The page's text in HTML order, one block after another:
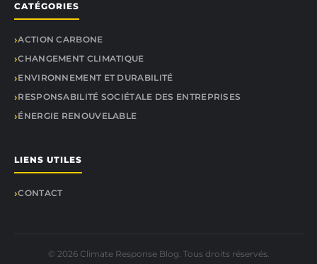
CATÉGORIES
ACTION CARBONE
CHANGEMENT CLIMATIQUE
ENVIRONNEMENT ET DURABILITÉ
RESPONSABILITÉ SOCIÉTALE DES ENTREPRISES
ÉNERGIE RENOUVELABLE
LIENS UTILES
CONTACT
© 2026 Climate Response Blog. Tous droits réservés.